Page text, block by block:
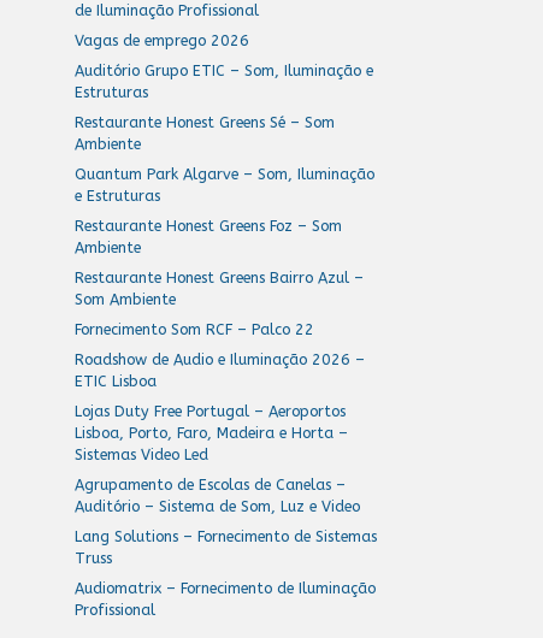
de Iluminação Profissional
Vagas de emprego 2026
Auditório Grupo ETIC – Som, Iluminação e
Estruturas
Restaurante Honest Greens Sé – Som
Ambiente
Quantum Park Algarve – Som, Iluminação
e Estruturas
Restaurante Honest Greens Foz – Som
Ambiente
Restaurante Honest Greens Bairro Azul –
Som Ambiente
Fornecimento Som RCF – Palco 22
Roadshow de Audio e Iluminação 2026 –
ETIC Lisboa
Lojas Duty Free Portugal – Aeroportos
Lisboa, Porto, Faro, Madeira e Horta –
Sistemas Video Led
Agrupamento de Escolas de Canelas –
Auditório – Sistema de Som, Luz e Video
Lang Solutions – Fornecimento de Sistemas
Truss
Audiomatrix – Fornecimento de Iluminação
Profissional